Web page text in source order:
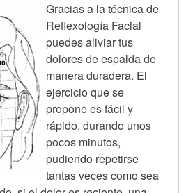
Gracias a la técnica de
Reflexología Facial
puedes aliviar tus
dolores de espalda de
manera duradera. El
ejercicio que se
propone es fácil y
rápido, durando unos
pocos minutos,
pudiendo repetirse
tantas veces como sea